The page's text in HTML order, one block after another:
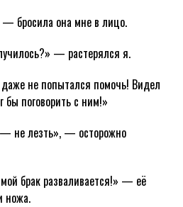
— бросила она мне в лицо.
— растерялся я.
не попытался помочь! Видел
бы поговорить с ним!»
— не лезть», — осторожно
брак разваливается!» — её
ножа.